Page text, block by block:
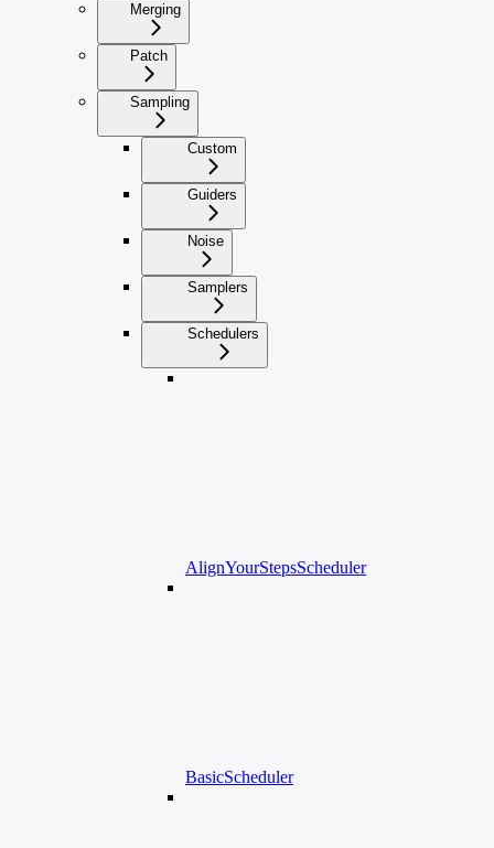
Merging
Patch
Sampling
Custom
Guiders
Noise
Samplers
Schedulers
AlignYourStepsScheduler
BasicScheduler